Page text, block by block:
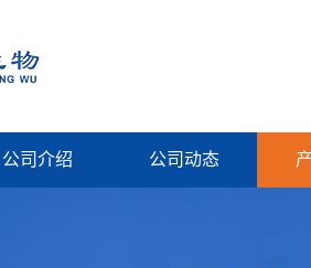
公司介绍 公司动态